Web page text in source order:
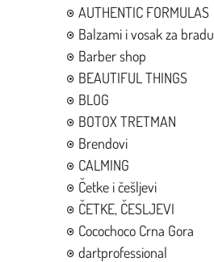
AUTHENTIC FORMULAS
Balzami i vosak za bradu
Barber shop
BEAUTIFUL THINGS
BLOG
BOTOX TRETMAN
Brendovi
CALMING
Četke i češljevi
ČETKE, ČESLJEVI
Cocochoco Crna Gora
dartprofessional